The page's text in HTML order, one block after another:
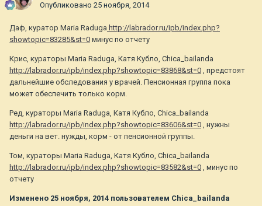
Опубликовано 25 ноября, 2014
Даф, куратор Maria Raduga http://labrador.ru/ipb/index.php?
showtopic=83285&st=0 минус по отчету
Крис, кураторы Maria Raduga, Катя Кубло, Chica_bailanda
http://labrador.ru/ipb/index.php?showtopic=83868&st=0 , предстоят
дальнейшие обследования у врачей. Пенсионная группа пока
может обеспечить только корм.
Ред, кураторы Maria Raduga, Катя Кубло, Chica_bailanda
http://labrador.ru/ipb/index.php?showtopic=83606&st=0 , нужны
деньги на вет. нужды, корм - от пенсионной группы.
Том, кураторы Maria Raduga, Катя Кубло, Chica_bailanda
http://labrador.ru/ipb/index.php?showtopic=83582&st=0 , минус по
отчету
Изменено 25 ноября, 2014 пользователем Chica_bailanda